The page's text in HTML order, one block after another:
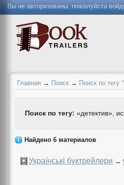
Вы не авторизованы, пожалуйста
Главная → Поиск → Поиск по тегу
Поиск по тегу: «детектив»,
Найдено 6 материалов
Українські буктрейлери →